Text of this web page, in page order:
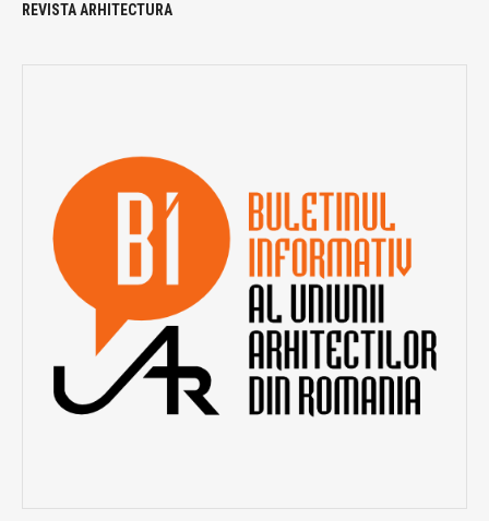
REVISTA ARHITECTURA